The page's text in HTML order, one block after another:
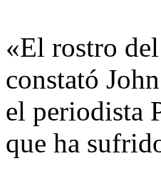
«El rostro del
constató
el periodista
que ha